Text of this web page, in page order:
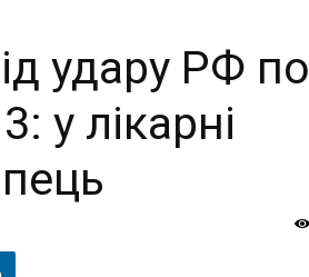
удару РФ по
у лікарні